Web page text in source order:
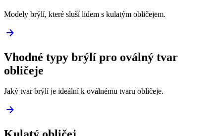
Modely brýlí, které sluší lidem s kulatým obličejem.
Vhodné typy brýlí pro oválný tvar
obličeje
Jaký tvar brýlí je ideální k oválnému tvaru obličeje.